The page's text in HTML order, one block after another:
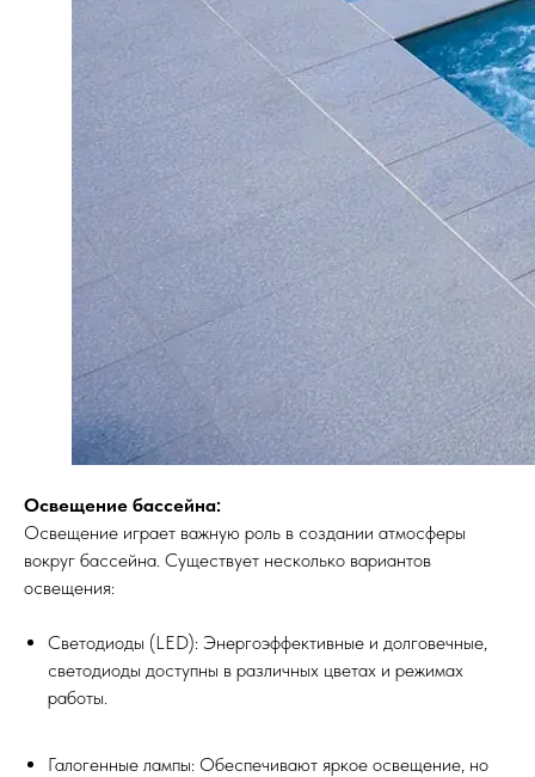
Освещение бассейна:
Освещение играет важную роль в создании атмосферы
вокруг бассейна. Существует несколько вариантов
освещения:
Светодиоды (LED): Энергоэффективные и долговечные,
светодиоды доступны в различных цветах и режимах
работы.
Галогенные лампы: Обеспечивают яркое освещение, но